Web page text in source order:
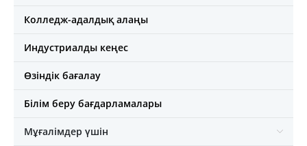
Колледж-адалдық алаңы
Индустриалды кеңес
Өзіндік бағалау
Білім беру бағдарламалары
Мұғалімдер үшін